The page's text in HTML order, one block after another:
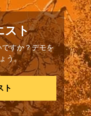
スト
すか？デモを
う。
ト